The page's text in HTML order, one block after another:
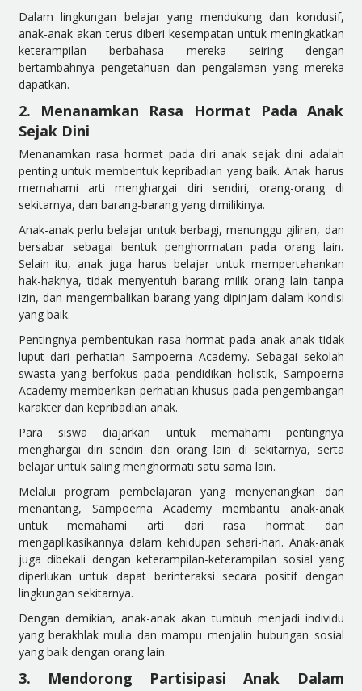
Dalam lingkungan belajar yang mendukung dan kondusif,
anak-anak akan terus diberi kesempatan untuk meningkatkan
keterampilan berbahasa mereka seiring dengan
bertambahnya pengetahuan dan pengalaman yang mereka
dapatkan.
2. Menanamkan Rasa Hormat Pada Anak
Sejak Dini
Menanamkan rasa hormat pada diri anak sejak dini adalah
penting untuk membentuk kepribadian yang baik. Anak harus
memahami arti menghargai diri sendiri, orang-orang di
sekitarnya, dan barang-barang yang dimilikinya.
Anak-anak perlu belajar untuk berbagi, menunggu giliran, dan
bersabar sebagai bentuk penghormatan pada orang lain.
Selain itu, anak juga harus belajar untuk mempertahankan
hak-haknya, tidak menyentuh barang milik orang lain tanpa
izin, dan mengembalikan barang yang dipinjam dalam kondisi
yang baik.
Pentingnya pembentukan rasa hormat pada anak-anak tidak
luput dari perhatian Sampoerna Academy. Sebagai sekolah
swasta yang berfokus pada pendidikan holistik, Sampoerna
Academy memberikan perhatian khusus pada pengembangan
karakter dan kepribadian anak.
Para siswa diajarkan untuk memahami pentingnya
menghargai diri sendiri dan orang lain di sekitarnya, serta
belajar untuk saling menghormati satu sama lain.
Melalui program pembelajaran yang menyenangkan dan
menantang, Sampoerna Academy membantu anak-anak
untuk memahami arti dari rasa hormat dan
mengaplikasikannya dalam kehidupan sehari-hari. Anak-anak
juga dibekali dengan keterampilan-keterampilan sosial yang
diperlukan untuk dapat berinteraksi secara positif dengan
lingkungan sekitarnya.
Dengan demikian, anak-anak akan tumbuh menjadi individu
yang berakhlak mulia dan mampu menjalin hubungan sosial
yang baik dengan orang lain.
3. Mendorong Partisipasi Anak Dalam